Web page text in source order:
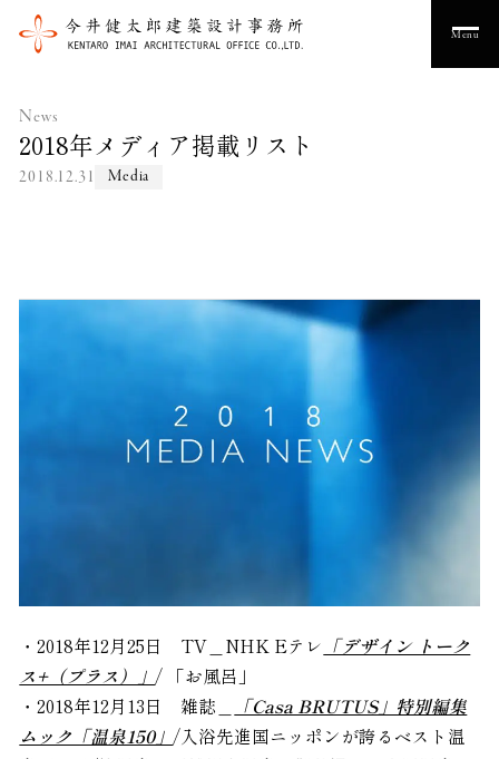
Menu
News
2018年メディア掲載リスト
2018.12.31 Media
・2018年12月25日 TV＿NHK Eテレ
「デザイン トーク
ス+（プラス）」 / 「お風呂」
・2018年12月13日 雑誌＿
「Casa BRUTUS」特別編集
ムック「温泉150」 /入浴先進国ニッポンが誇るベスト温